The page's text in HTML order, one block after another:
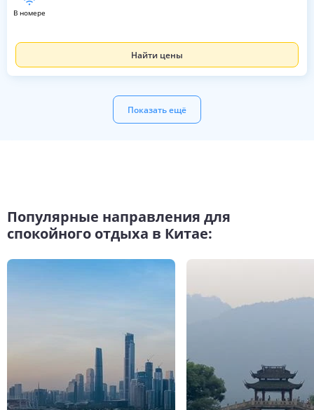
в номере
Найти цены
Показать ещё
Популярные направления для
спокойного отдыха в Китае: